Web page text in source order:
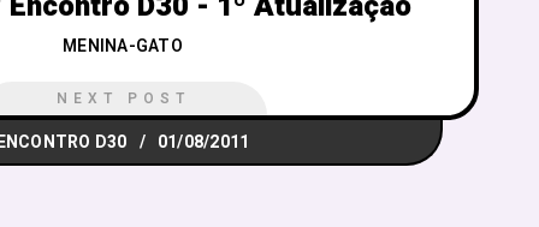
MENINA-GATO
NEXT POST
D30 01/08/2011